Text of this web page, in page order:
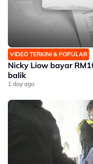
VIDEO TERKINI & POPULAR
Nicky Liow bayar
balik
1 day ago